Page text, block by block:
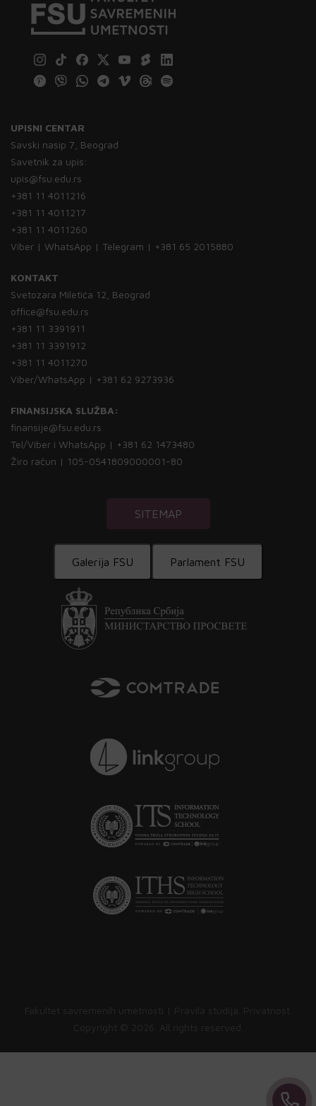
UPISNI CENTAR
Savski nasip 7, Beograd
Savetnik za upis:
upis@fsu.edu.rs
+381 11 4011216
+381 11 4011217
+381 11 4011260
Viber | WhatsApp | Telegram | +381 65 2015880
KONTAKT
Svetozara Miletića 12, Beograd
office@fsu.edu.rs
+381 11 3391911
+381 11 3391912
+381 11 4011270
Viber/WhatsApp | +381 62 9273936
FINANSIJSKA SLUŽBA:
finansije@fsu.edu.rs
Tel/Viber i WhatsApp | +381 62 1473480
Žiro račun | 105-0541809000001-80
SITEMAP
Galerija FSU Parlament FSU